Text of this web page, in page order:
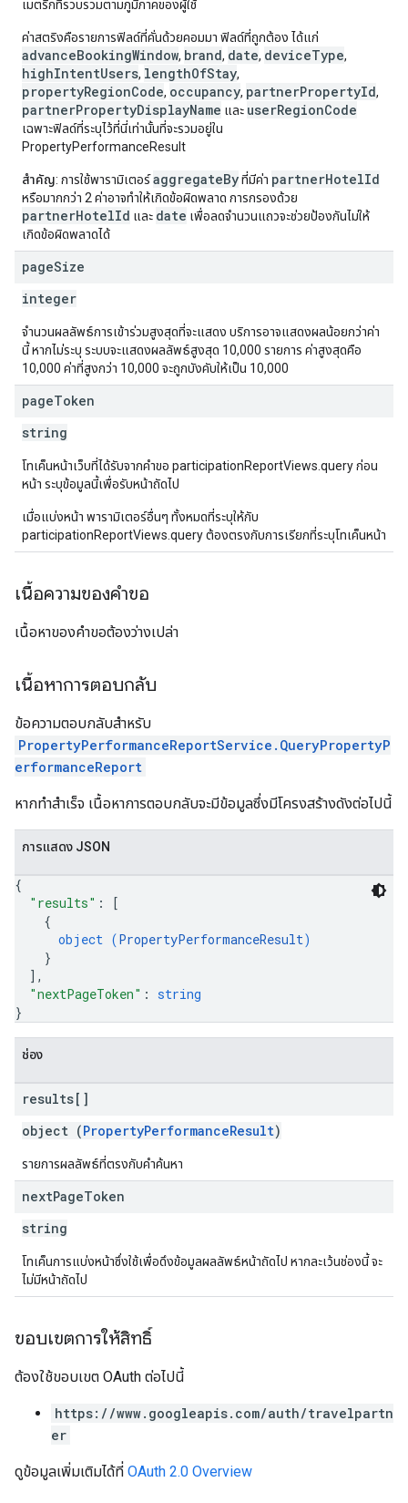
เมตริกที่รวบรวมตามภูมิภาคของผู้ใช้
ค่าสตริงคือรายการฟิลด์ที่คั่นด้วยคอมมา ฟิลด์ที่ถูกต้อง ได้แก่
advanceBookingWindow, brand, date, deviceType,
highIntentUsers, lengthOfStay,
propertyRegionCode, occupancy, partnerPropertyId,
partnerPropertyDisplayName และ userRegionCode
เฉพาะฟิลด์ที่ระบุไว้ที่นี่เท่านั้นที่จะรวมอยู่ใน
PropertyPerformanceResult
สำคัญ: การใช้พารามิเตอร์aggregateByที่มีค่า partnerHotelId
หรือมากกว่า 2 ค่าอาจทำให้เกิดข้อผิดพลาด การกรองด้วย
partnerHotelId และ date เพื่อลดจำนวนแถวจะช่วยป้องกันไม่ให้
เกิดข้อผิดพลาดได้
pageSize
integer
จำนวนผลลัพธ์การเข้าร่วมสูงสุดที่จะแสดง บริการอาจแสดงผลน้อยกว่าค่า
นี้ หากไม่ระบุ ระบบจะแสดงผลลัพธ์สูงสุด 10,000 รายการ ค่าสูงสุดคือ
10,000 ค่าที่สูงกว่า 10,000 จะถูกบังคับให้เป็น 10,000
pageToken
string
โทเค็นหน้าเว็บที่ได้รับจากคำขอ participationReportViews.query ก่อน
หน้า ระบุข้อมูลนี้เพื่อรับหน้าถัดไป
เมื่อแบ่งหน้า พารามิเตอร์อื่นๆ ทั้งหมดที่ระบุให้กับ
participationReportViews.query ต้องตรงกับการเรียกที่ระบุโทเค็นหน้า
เนื้อความของคำขอ
เนื้อหาของคำขอต้องว่างเปล่า
เนื้อหาการตอบกลับ
ข้อความตอบกลับสำหรับ
PropertyPerformanceReportService.QueryPropertyP
erformanceReport
หากทำสำเร็จ เนื้อหาการตอบกลับจะมีข้อมูลซึ่งมีโครงสร้างดังต่อไปนี้
การแสดง JSON
{
"results" :
[
{
object (PropertyPerformanceResult)
}
] ,
"nextPageToken" : string
}
ช่อง
results[]
object (PropertyPerformanceResult)
รายการผลลัพธ์ที่ตรงกับคำค้นหา
nextPageToken
string
โทเค็นการแบ่งหน้าซึ่งใช้เพื่อดึงข้อมูลผลลัพธ์หน้าถัดไป หากละเว้นช่องนี้ จะ
ไม่มีหน้าถัดไป
ขอบเขตการให้สิทธิ์
ต้องใช้ขอบเขต OAuth ต่อไปนี้
https://www.googleapis.com/auth/travelpartn
er
ดูข้อมูลเพิ่มเติมได้ที่ OAuth 2.0 Overview